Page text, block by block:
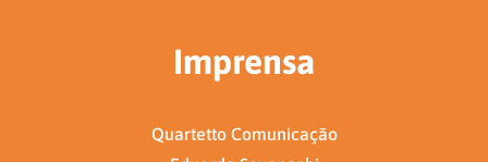
Imprensa
Quartetto Comunicação